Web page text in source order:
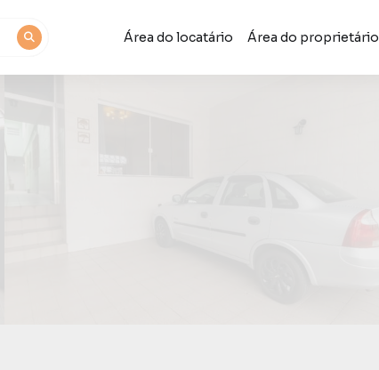
Área do locatário Área do proprietário